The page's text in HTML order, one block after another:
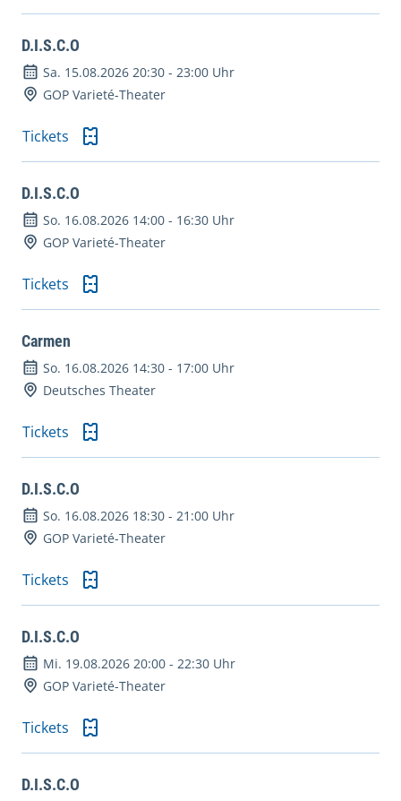
D.I.S.C.O
Sa. 15.08.2026 20:30 - 23:00 Uhr
GOP Varieté-Theater
Tickets
D.I.S.C.O
So. 16.08.2026 14:00 - 16:30 Uhr
GOP Varieté-Theater
Tickets
Carmen
So. 16.08.2026 14:30 - 17:00 Uhr
Deutsches Theater
Tickets
D.I.S.C.O
So. 16.08.2026 18:30 - 21:00 Uhr
GOP Varieté-Theater
Tickets
D.I.S.C.O
Mi. 19.08.2026 20:00 - 22:30 Uhr
GOP Varieté-Theater
Tickets
D.I.S.C.O